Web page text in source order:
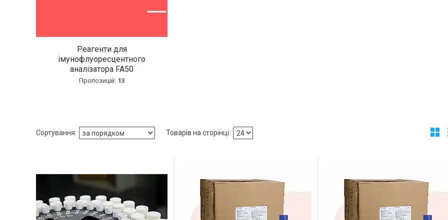
Реагенти для
імунофлуоресцентного
аналізатора FA50
13